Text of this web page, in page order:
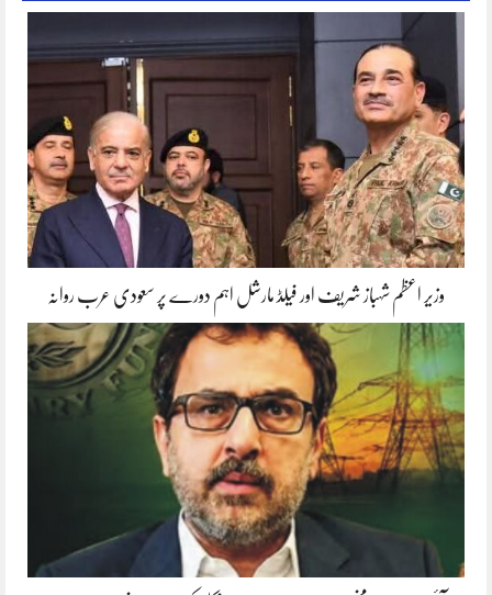
وزیر اعظم شہباز شریف اور فیلڈ مارشل اہم دورے پر سعودی عرب روانہ